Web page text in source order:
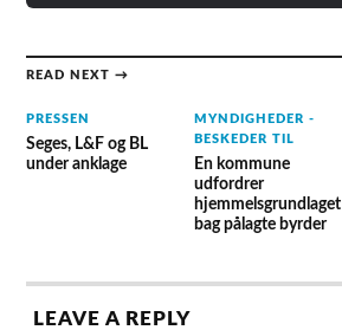
READ NEXT →
PRESSEN
Seges, L&F og BL
under anklage
MYNDIGHEDER -
BESKEDER TIL
En kommune
udfordrer
hjemmelsgrundlaget
bag pålagte byrder
LEAVE A REPLY